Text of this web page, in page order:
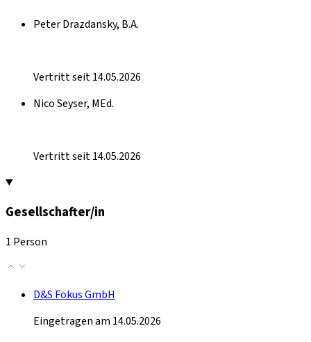
Peter Drazdansky, B.A.
Vertritt seit 14.05.2026
Nico Seyser, MEd.
Vertritt seit 14.05.2026
Gesellschafter/in
1 Person
D&S Fokus GmbH
Eingetragen am 14.05.2026